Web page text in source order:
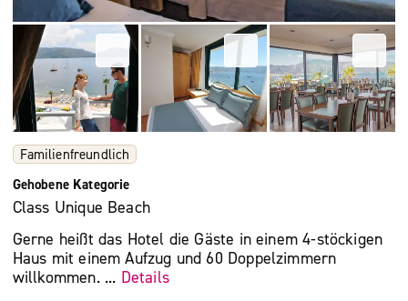
Familienfreundlich
Gehobene Kategorie
Class Unique Beach
Gerne heißt das Hotel die Gäste in einem 4-stöckigen
Haus mit einem Aufzug und 60 Doppelzimmern
willkommen. ... Details